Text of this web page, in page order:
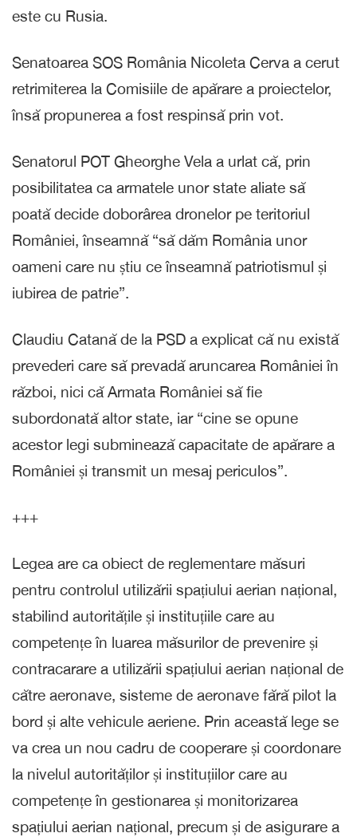
este cu Rusia.
Senatoarea SOS România Nicoleta Cerva a cerut
retrimiterea la Comisiile de apărare a proiectelor,
însă propunerea a fost respinsă prin vot.
Senatorul POT Gheorghe Vela a urlat că, prin
posibilitatea ca armatele unor state aliate să
poată decide doborârea dronelor pe teritoriul
României, înseamnă “să dăm România unor
oameni care nu știu ce înseamnă patriotismul și
iubirea de patrie”.
Claudiu Catană de la PSD a explicat că nu există
prevederi care să prevadă aruncarea României în
război, nici că Armata României să fie
subordonată altor state, iar “cine se opune
acestor legi subminează capacitate de apărare a
României și transmit un mesaj periculos”.
+++
Legea are ca obiect de reglementare măsuri
pentru controlul utilizării spațiului aerian național,
stabilind autoritățile și instituțiile care au
competențe în luarea măsurilor de prevenire și
contracarare a utilizării spațiului aerian național de
către aeronave, sisteme de aeronave fără pilot la
bord și alte vehicule aeriene. Prin această lege se
va crea un nou cadru de cooperare și coordonare
la nivelul autorităților și instituțiilor care au
competențe în gestionarea și monitorizarea
spațiului aerian național, precum și de asigurare a